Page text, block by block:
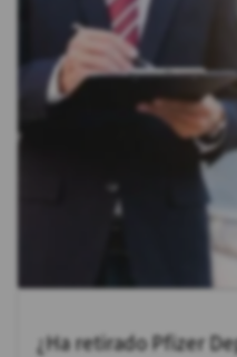
¿Ha retirado Pfizer